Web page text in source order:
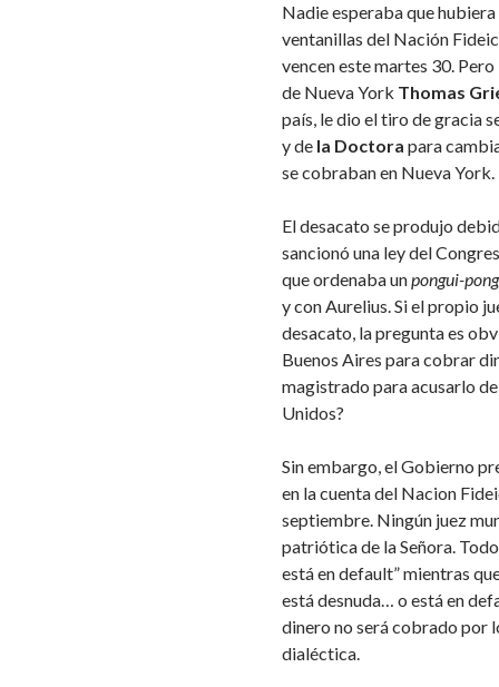
Nadie esperaba que
ventanillas del Nación
vencen este martes 30.
de Nueva York Thomas
país, le dio el tiro de gracia
y de la Doctora para
se cobraban en Nueva York.
El desacato se produjo
sancionó una ley del
que ordenaba unpongui-
y con Aurelius. Si el propio
desacato, la pregunta es
Buenos Aires para cobrar
magistrado para acusarlo
Unidos?
Sin embargo, el Gobierno
en la cuenta del Nacion
septiembre. Ningún juez
patriótica de la Señora.
está en default” mientras
está desnuda… o está en
dinero no será cobrado por
dialéctica.